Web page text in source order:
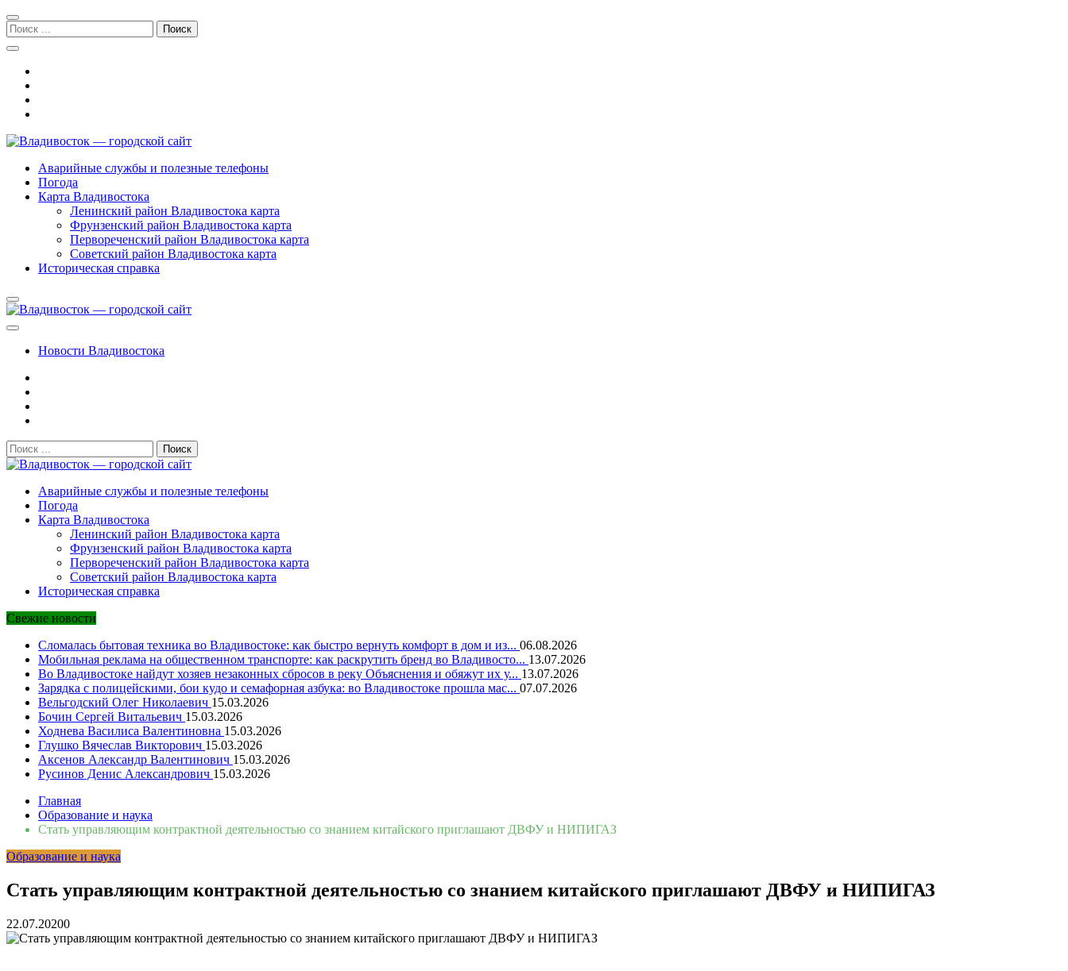
Перейти
к
навигации
Перейти
к
содержимому
Поиск:
Владивосток — городской сайт
Аварийные службы и полезные телефоны
Погода
Карта Владивостока
Ленинский район Владивостока карта
Фрунзенский район Владивостока карта
Первореченский район Владивостока карта
Советский район Владивостока карта
Историческая справка
Новости Владивостока
Поиск:
Владивосток — городской сайт
Аварийные службы и полезные телефоны
Погода
Карта Владивостока
Ленинский район Владивостока карта
Фрунзенский район Владивостока карта
Первореченский район Владивостока карта
Советский район Владивостока карта
Историческая справка
Свежие новости
Сломалась бытовая техника во Владивостоке: как быстро вернуть комфорт в дом и из... 06.08.2026
Мобильная реклама на общественном транспорте: как раскрутить бренд во Владивосто... 13.07.2026
Во Владивостоке найдут хозяев незаконных сбросов в реку Объяснения и обяжут их у... 13.07.2026
Зарядка с полицейскими, бои кудо и семафорная азбука: во Владивостоке прошла мас... 07.07.2026
Вельгодский Олег Николаевич 15.03.2026
Бочин Сергей Витальевич 15.03.2026
Ходнева Василиса Валентиновна 15.03.2026
Глушко Вячеслав Викторович 15.03.2026
Аксенов Александр Валентинович 15.03.2026
Русинов Денис Александрович 15.03.2026
Главная
Образование и наука
Стать управляющим контрактной деятельностью со знанием китайского приглашают ДВФУ и НИПИГАЗ
Образование и наука
Стать управляющим контрактной деятельностью со знанием китайского приглашают ДВФУ и НИПИГАЗ
22.07.20200